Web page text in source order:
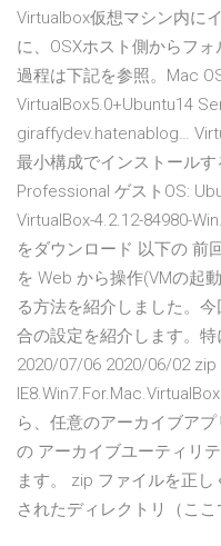
Virtualbox仮想マシン内に
に、OSXホスト側からフ
過程は下記を参照。Mac
VirtualBox5.0+Ubuntu14
giraffydev.hatenablog…
最小構成でインストール
Professional ゲストOS:
VirtualBox-4.2.12-84980-
をダウンロード 以下の 前
を Web から操作(VMの起
る方法を紹介しました。
合の設定を紹介します。
2020/07/06 2020/06/02
ら、任意のアーカイブア
の アーカイブユーティリ
ます。 zip ファイルを正
されたディレクトリ（ここ